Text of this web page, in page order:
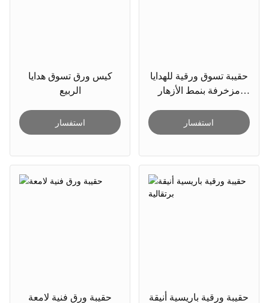
كيس ورق تسوق هدايا
الربيع
استفسار
حقيبة تسوق ورقية للهدايا
مزخرفة بنمط الأزهار
استفسار
حقيبة ورق فنية لامعة
حقيبة ورقية باريسية أنيقة